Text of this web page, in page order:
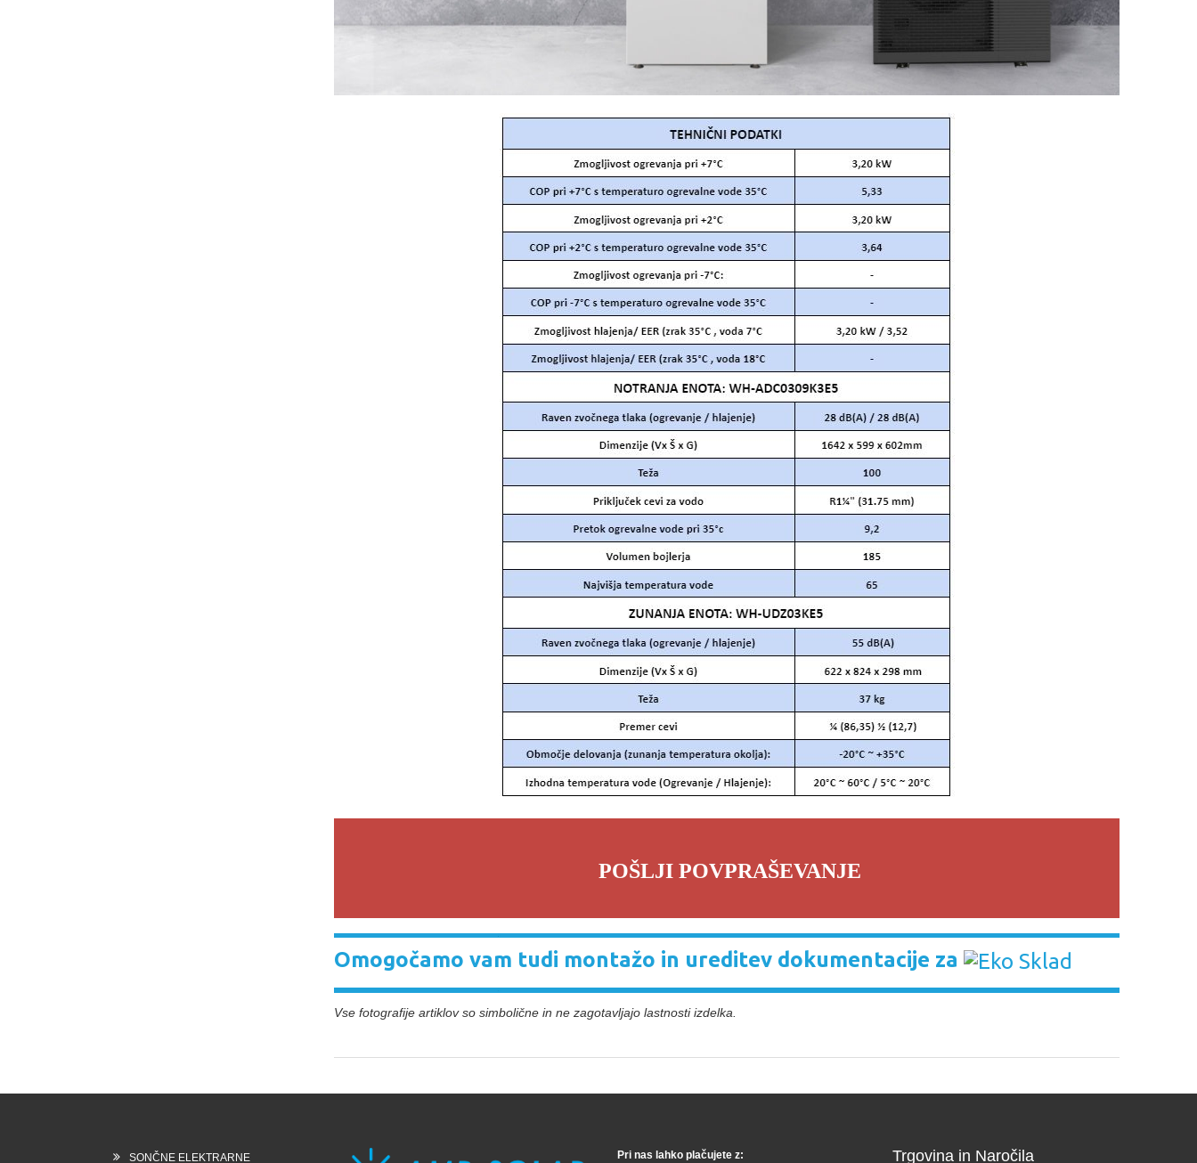
POŠLJI POVPRAŠEVANJE
Omogočamo vam tudi montažo in ureditev dokumentacije za
Vse fotografije artiklov so simbolične in ne zagotavljajo lastnosti izdelka.
SONČNE ELEKTRARNE Pri nas lahko plačujete z: Trgovina in Naročila